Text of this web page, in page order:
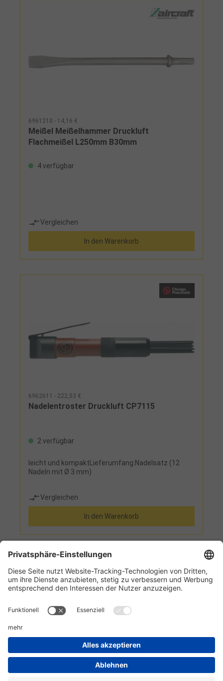
6961210 - 14,16 €
Meißel Meißelhammer Druckluft
Flachmeißel L250mm B30mm
4 verfügbar
Vergleichen
In den Warenkorb
6962611 - 222,53 €
Nadelentroster Druckluft CP7115
2 verfügbar
leicht und kompaktLieferumfang:Nadelsatz (12
Nadeln mit Ø 3 mm)
Vergleichen
In den Warenkorb
1 2 3
Informationen
Kundenservice